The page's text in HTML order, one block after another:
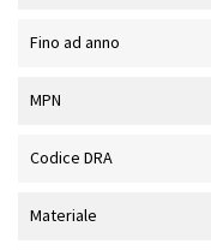
Fino ad anno
MPN
Codice DRA
Materiale